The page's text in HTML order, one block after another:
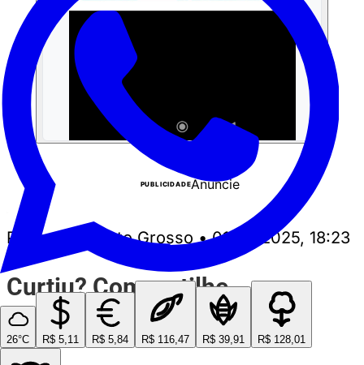
26°C R$ 5,11 R$ 5,84 R$ 116,47 R$ 39,91 R$ 128,01
PUBLICIDADEAnuncie
Perrengue Mato Grosso • 01/09/2025, 18:23
Curtiu? Compartilhe